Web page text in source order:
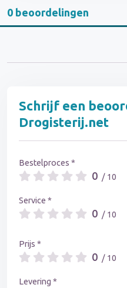
0 beoordelingen
Schrijf een
Drogisterij.net
Bestelproces *
0 / 10
Service *
0 / 10
Prijs *
0 / 10
Levering *